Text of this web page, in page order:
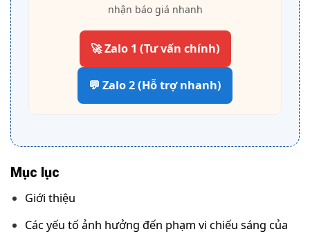
nhận báo giá nhanh
🚀 Zalo 1 (Tư vấn chính)
💬 Zalo 2 (Hỗ trợ nhanh)
Mục lục
Giới thiệu
Các yếu tố ảnh hưởng đến phạm vi chiếu sáng của